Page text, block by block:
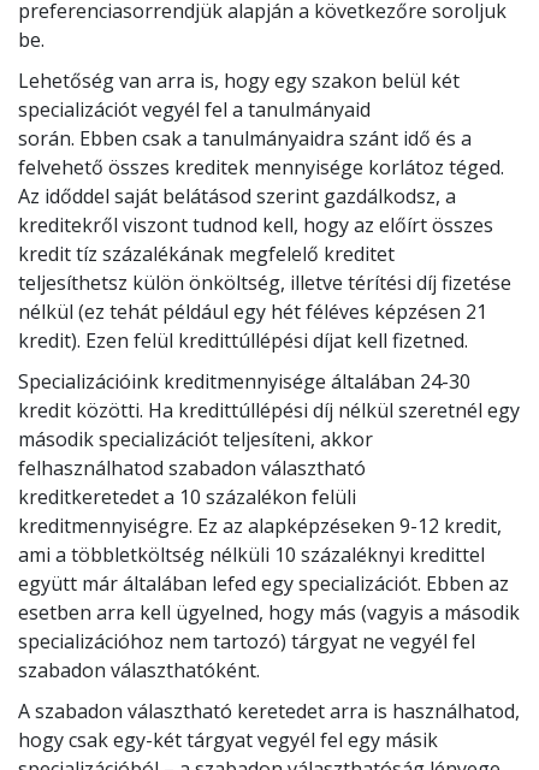
preferenciasorrendjük alapján a következőre soroljuk
be.
Lehetőség van arra is, hogy egy szakon belül két
specializációt vegyél fel a tanulmányaid
során. Ebben csak a tanulmányaidra szánt idő és a
felvehető összes kreditek mennyisége korlátoz téged.
Az időddel saját belátásod szerint gazdálkodsz, a
kreditekről viszont tudnod kell, hogy az előírt összes
kredit tíz százalékának megfelelő kreditet
teljesíthetsz külön önköltség, illetve térítési díj fizetése
nélkül (ez tehát például egy hét féléves képzésen 21
kredit). Ezen felül kredittúllépési díjat kell fizetned.
Specializációink kreditmennyisége általában 24-30
kredit közötti. Ha kredittúllépési díj nélkül szeretnél egy
második specializációt teljesíteni, akkor
felhasználhatod szabadon választható
kreditkeretedet a 10 százalékon felüli
kreditmennyiségre. Ez az alapképzéseken 9-12 kredit,
ami a többletköltség nélküli 10 százaléknyi kredittel
együtt már általában lefed egy specializációt. Ebben az
esetben arra kell ügyelned, hogy más (vagyis a második
specializációhoz nem tartozó) tárgyat ne vegyél fel
szabadon választhatóként.
A szabadon választható keretedet arra is használhatod,
hogy csak egy-két tárgyat vegyél fel egy másik